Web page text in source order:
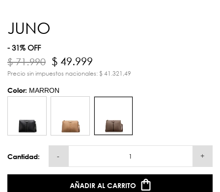
JUNO
- 31% OFF
$ 71.990 $ 49.999
Precio sin impuestos nacionales: $ 41.321,49
Color: MARRON
Cantidad: - +
AÑADIR AL CARRITO